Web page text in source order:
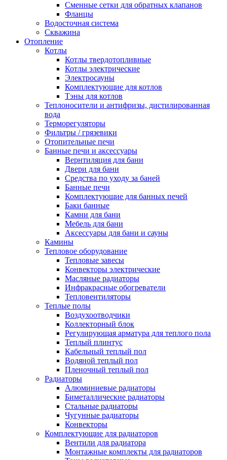
Сменные сетки для обратных клапанов
Фланцы
Водосточная система
Скважина
Отопление
Котлы
Котлы твердотопливные
Котлы электрические
Электросауны
Комплектующие для котлов
Тэны для котлов
Теплоносители и антифризы, дистилированная
вода
Терморегуляторы
Фильтры / грязевики
Отопительные печи
Банные печи и аксессуары
Вернтиляция для бани
Двери для бани
Средства по уходу за баней
Банные печи
Комплектующие для банных печей
Баки банные
Камни для бани
Мебель для бани
Аксессуары для бани и сауны
Камины
Тепловое оборудование
Тепловые завесы
Конвекторы электрические
Масляные радиаторы
Инфракрасные обогреватели
Тепловентиляторы
Теплые полы
Воздухоотводчики
Коллекторный блок
Регулирующая арматура для теплого пола
Теплый плинтус
Кабельный теплый пол
Водяной теплый пол
Пленочный теплый пол
Радиаторы
Алюминиевые радиаторы
Биметаллические радиаторы
Стальные радиаторы
Чугунные радиаторы
Конвекторы
Комплектующие для радиаторов
Вентили для радиатора
Монтажные комплекты для радиаторов